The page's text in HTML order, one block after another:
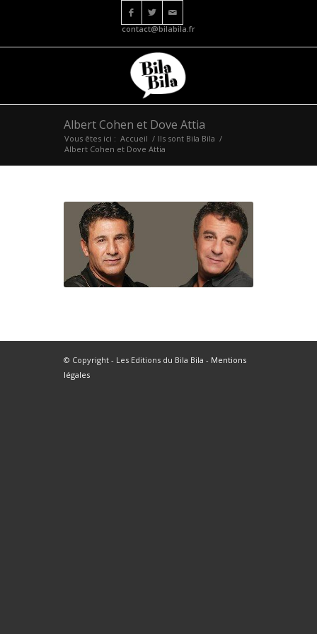
contact@bilabila.fr
Albert Cohen et Dove Attia
Vous êtes ici : Accueil / Ils sont Bila Bila /
Albert Cohen et Dove Attia
© Copyright - Les Editions du Bila Bila - Mentions
légales